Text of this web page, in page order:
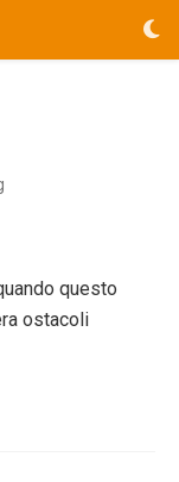
questo
ostacoli